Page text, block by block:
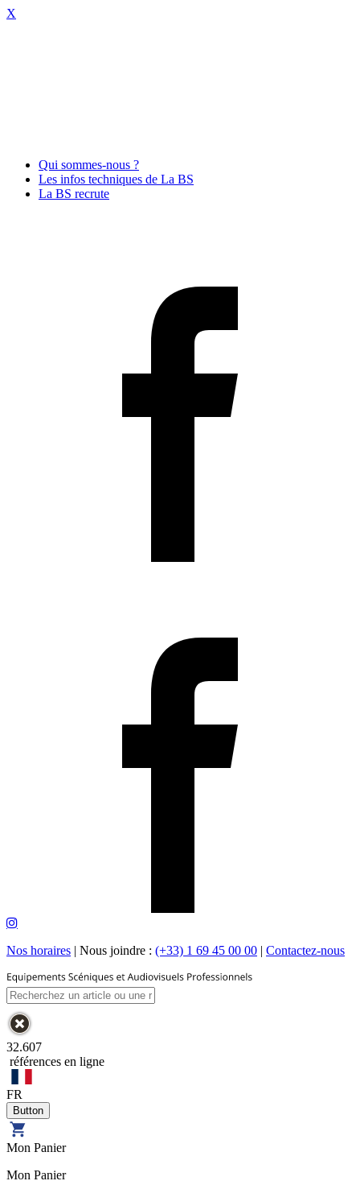
X
Qui sommes-nous ?
Les infos techniques de La BS
La BS recrute
Nos horaires | Nous joindre : (+33) 1 69 45 00 00 | Contactez-nous
32.607
références en ligne
FR
Mon Panier
Mon Panier